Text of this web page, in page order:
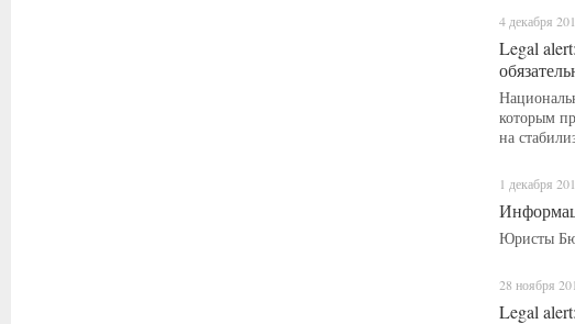
4 декабря
Legal
которым
на
1 декабря
Юристы
28 ноября
Legal